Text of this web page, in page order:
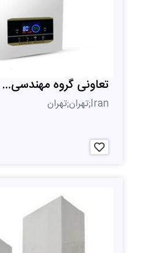
تعاونی گروه مهندسی...
Iran;تهران;تهران